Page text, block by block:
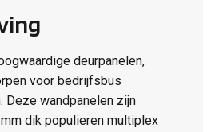
deurpanelen,
voor bedrijfsbus
Deze wandpanelen zijn
dik populieren multiplex